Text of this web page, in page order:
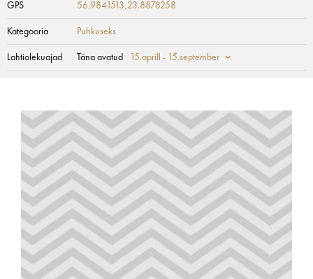
GPS 56.9841513,23.8878258
Kategooria Puhkuseks
Lahtiolekuajad Täna avatud 15.aprill - 15.september